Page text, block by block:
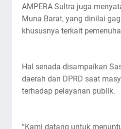
AMPERA Sultra juga
Muna Barat, yang dinilai
khususnya terkait
Hal senada disampaikan
daerah dan DPRD saat
terhadap pelayanan publik.
“Kami datang untuk